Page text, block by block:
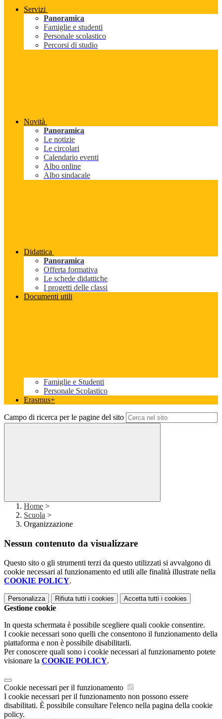
Servizi
Panoramica
Famiglie e studenti
Personale scolastico
Percorsi di studio
Novità
Panoramica
Le notizie
Le circolari
Calendario eventi
Albo online
Albo sindacale
Didattica
Panoramica
Offerta formativa
Le schede didattiche
I progetti delle classi
Documenti utili
Famiglie e Studenti
Personale Scolastico
Erasmus+
Campo di ricerca per le pagine del sito
Home >
Scuola >
Organizzazione
Nessun contenuto da visualizzare
Questo sito o gli strumenti terzi da questo utilizzati si avvalgono di
cookie necessari al funzionamento ed utili alle finalità illustrate nella
COOKIE POLICY.
Personalizza Rifiuta tutti i cookies Accetta tutti i cookies
Gestione cookie
In questa schermata è possibile scegliere quali cookie consentire.
I cookie necessari sono quelli che consentono il funzionamento della
piattaforma e non è possibile disabilitarli.
Per conoscere quali sono i cookie necessari al funzionamento potete
visionare la COOKIE POLICY.
Cookie necessari per il funzionamento
I cookie necessari per il funzionamento non possono essere
disabilitati. È possibile consultare l'elenco nella pagina della cookie
policy.